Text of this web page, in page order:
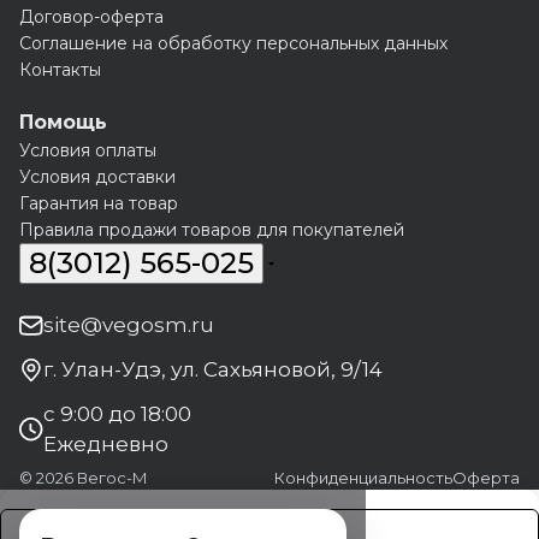
Договор-оферта
Соглашение на обработку персональных данных
Контакты
Помощь
Условия оплаты
Условия доставки
Гарантия на товар
Правила продажи товаров для покупателей
8(3012) 565-025
site@vegosm.ru
г. Улан-Удэ, ул. Сахьяновой, 9/14
с 9:00 до 18:00
Ежедневно
© 2026 Вегос-М КонфиденциальностьОферта